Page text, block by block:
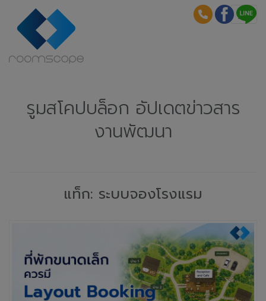
รูมสโคปบล็อก อัปเดตข่าวสาร
งานพัฒนา
แท็ก: ระบบจองโรงแรม